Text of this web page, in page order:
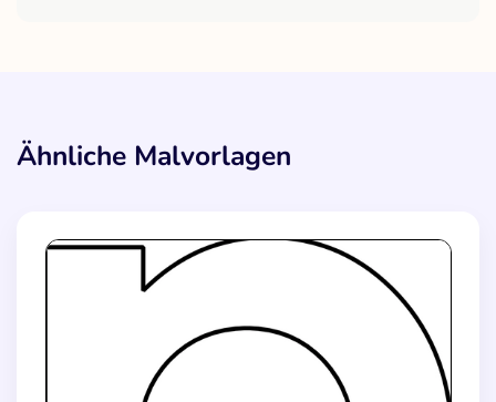
Ähnliche Malvorlagen